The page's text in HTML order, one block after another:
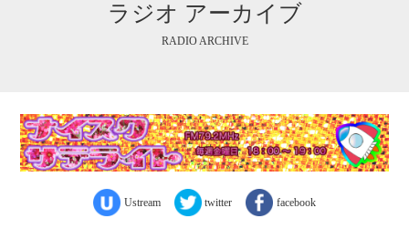
ラジオ アーカイブ
RADIO ARCHIVE
Ustream twitter facebook